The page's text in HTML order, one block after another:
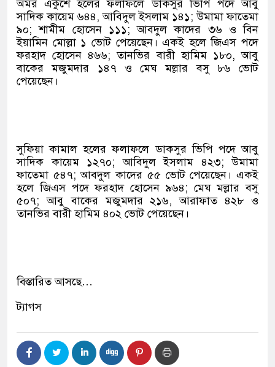
অমর একুশে হলের ফলাফলে ডাকসুর ভিপি পদে আবু
সাদিক কায়েম ৬৪৪, আবিদুল ইসলাম ১৪১; উমামা ফাতেমা
৯০; শামীম হোসেন ১১১; আবদুল কাদের ৩৬ ও বিন
ইয়ামিন মোল্লা ১ ভোট পেয়েছেন। একই হলে জিএস পদে
ফরহাদ হোসেন ৪৬৬; তানভির বারী হামিম ১৮০, আবু
বাকের মজুমদার ১৪৭ ও মেঘ মল্লার বসু ৮৬ ভোট
পেয়েছেন।
সুফিয়া কামাল হলের ফলাফলে ডাকসুর ভিপি পদে আবু
সাদিক কায়েম ১২৭০; আবিদুল ইসলাম ৪২৩; উমামা
ফাতেমা ৫৪৭; আবদুল কাদের ৫৫ ভোট পেয়েছেন। একই
হলে জিএস পদে ফরহাদ হোসেন ৯৬৪; মেঘ মল্লার বসু
৫০৭; আবু বাকের মজুমদার ২১৬, আরাফাত ৪২৮ ও
তানভির বারী হামিম ৪০২ ভোট পেয়েছেন।
বিস্তারিত আসছে…
ট্যাগস